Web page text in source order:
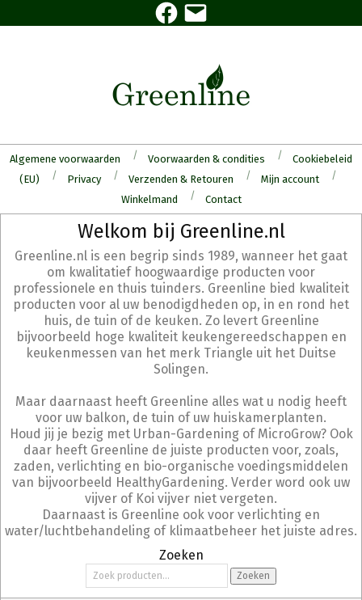
to
Facebook
E-
mail
Algemene voorwaarden Voorwaarden & condities
Cookiebeleid
(EU)
Privacy Verzenden & Retouren
Mijn account
Winkelmand
Contact
Menu
Welkom bij Greenline.nl
Greenline.nl is een begrip sinds 1989, wanneer het gaat
om kwalitatief hoogwaardige producten voor
professionele en thuis tuinders. Greenline bied kwaliteit
producten voor al uw benodigdheden op, in en rond het
huis, de tuin of de keuken. Zo levert Greenline
bijvoorbeeld hoge kwaliteit keukengereedschappen en
keukenmessen van het merk Triangle uit het Duitse
Solingen.
Maar daarnaast heeft Greenline alles wat u nodig heeft
voor uw balkon, de tuin of uw huiskamerplanten.
Houd jij je bezig met Urban-Gardening of MicroGrow? Ook
daar heeft Greenline de juiste producten voor, zoals,
zaden, verlichting en bio-organische voedingsmiddelen
van bijvoorbeeld HealthyGardening. Verder word ook uw
vijver of Koi vijver niet vergeten.
Daarnaast is Greenline ook voor verlichting en
water/luchtbehandeling of klimaatbeheer het juiste adres.
Zoeken
Zoeken
naar:
Zoeken